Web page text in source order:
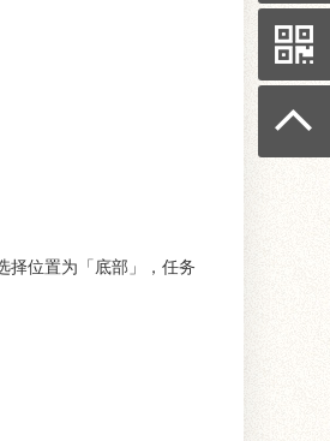
择位置为「底部」，任务